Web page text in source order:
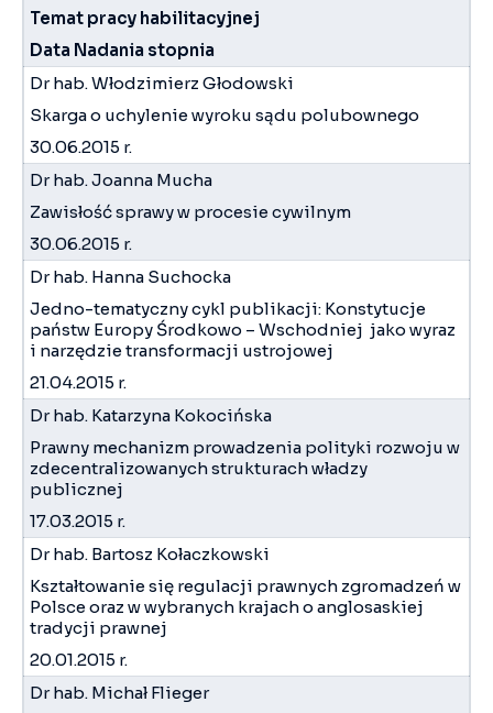
Temat pracy habilitacyjnej
Data Nadania stopnia
Dr hab. Włodzimierz Głodowski
Skarga o uchylenie wyroku sądu polubownego
30.06.2015 r.
Dr hab. Joanna Mucha
Zawisłość sprawy w procesie cywilnym
30.06.2015 r.
Dr hab. Hanna Suchocka
Jedno-tematyczny cykl publikacji: Konstytucje
państw Europy Środkowo – Wschodniej jako wyraz
i narzędzie transformacji ustrojowej
21.04.2015 r.
Dr hab. Katarzyna Kokocińska
Prawny mechanizm prowadzenia polityki rozwoju w
zdecentralizowanych strukturach władzy
publicznej
17.03.2015 r.
Dr hab. Bartosz Kołaczkowski
Kształtowanie się regulacji prawnych zgromadzeń w
Polsce oraz w wybranych krajach o anglosaskiej
tradycji prawnej
20.01.2015 r.
Dr hab. Michał Flieger